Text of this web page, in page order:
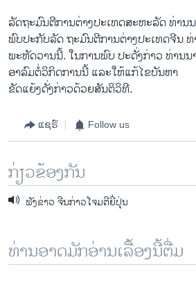
ລັດຖະມົນຕີການຕ່າງປະເທດສະຫະລັດ ທ່ານ
ພົບປະກັບລັດ ຖະມົນຕີການຕ່າງປະເທດຈີນ
ພະຫັດວານນີ້. ໃນການພົບ ປະດັ່ງກ່າວ ທ່ານນ
ອາລົມຕໍ່ວິກິດການນີ້ ແລະໃຫ້ແກ້ໄຂບັນຫາ
ຂັດແຍ້ງດັ່ງກ່າວດ້ວຍສັນຕິວິທີ.
ແຊຣ໌ Follow us
ກ່ຽວຂ້ອງກັນ
ຟັງຂ່າວ ຈີນກ່າວໂຈມຕີຍີ່ປຸ່ນ
ທ່ານອາດມັກອ່ານເລື້ອງນີ້ຕື່ມ